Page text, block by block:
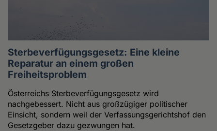
Sterbeverfügungsgesetz: Eine kleine
Reparatur an einem großen
Freiheitsproblem
Österreichs Sterbeverfügungsgesetz wird
nachgebessert. Nicht aus großzügiger politischer
Einsicht, sondern weil der Verfassungsgerichtshof den
Gesetzgeber dazu gezwungen hat.